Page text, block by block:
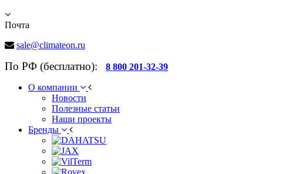
Почта
sale@climateon.ru
По РФ (бесплатно): 8 800 201-32-39
О компании
Новости
Полезные статьи
Наши проекты
Бренды